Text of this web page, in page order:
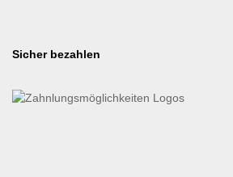
Sicher bezahlen